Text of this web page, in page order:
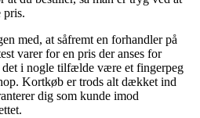
pris.
med, at såfremt en forhandler på
varer for en pris der anses for
det i nogle tilfælde være et fingerpeg
Kortkøb er trods alt dækket ind
dig som kunde imod